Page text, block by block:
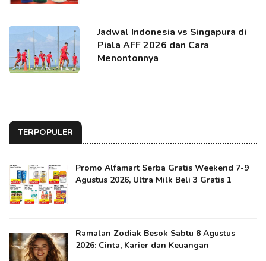
Jadwal Indonesia vs Singapura di
Piala AFF 2026 dan Cara
Menontonnya
TERPOPULER
Promo Alfamart Serba Gratis Weekend 7-9
Agustus 2026, Ultra Milk Beli 3 Gratis 1
Ramalan Zodiak Besok Sabtu 8 Agustus
2026: Cinta, Karier dan Keuangan